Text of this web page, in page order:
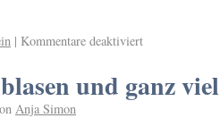
| Kommentare deaktiviert
und ganz
Anja Simon